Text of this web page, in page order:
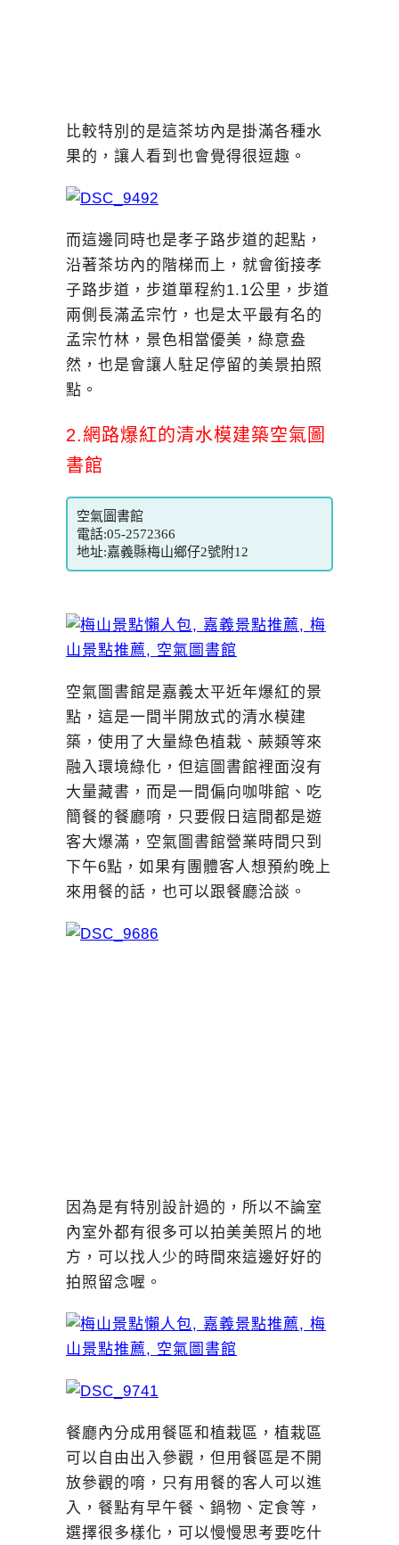
比較特別的是這茶坊內是掛滿各種水
果的，讓人看到也會覺得很逗趣。
而這邊同時也是孝子路步道的起點，
沿著茶坊內的階梯而上，就會銜接孝
子路步道，步道單程約1.1公里，步道
兩側長滿孟宗竹，也是太平最有名的
孟宗竹林，景色相當優美，綠意盎
然，也是會讓人駐足停留的美景拍照
點。
2.網路爆紅的清水模建築空氣圖
書館
空氣圖書館
電話:05-2572366
地址:嘉義縣梅山鄉仔2號附12
空氣圖書館是嘉義太平近年爆紅的景
點，這是一間半開放式的清水模建
築，使用了大量綠色植栽、蕨類等來
融入環境綠化，但這圖書館裡面沒有
大量藏書，而是一間偏向咖啡館、吃
簡餐的餐廳唷，只要假日這間都是遊
客大爆滿，空氣圖書館營業時間只到
下午6點，如果有團體客人想預約晚上
來用餐的話，也可以跟餐廳洽談。
因為是有特別設計過的，所以不論室
內室外都有很多可以拍美美照片的地
方，可以找人少的時間來這邊好好的
拍照留念喔。
餐廳內分成用餐區和植栽區，植栽區
可以自由出入參觀，但用餐區是不開
放參觀的唷，只有用餐的客人可以進
入，餐點有早午餐、鍋物、定食等，
選擇很多樣化，可以慢慢思考要吃什